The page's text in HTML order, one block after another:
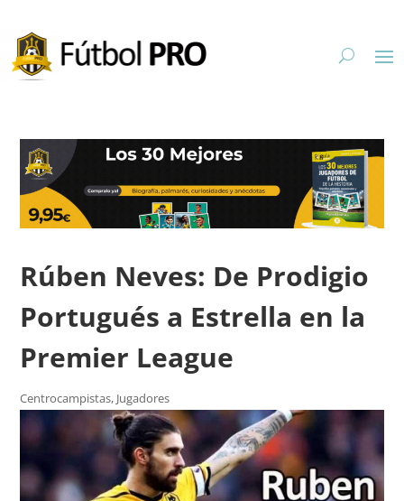
Rúben Neves: De Prodigio
Portugués a Estrella en la
Premier League
Centrocampistas, Jugadores